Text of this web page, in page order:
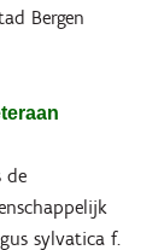
Bergen
de
sylvatica f.